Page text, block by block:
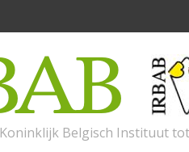
Koninklijk Belgisch Instituut